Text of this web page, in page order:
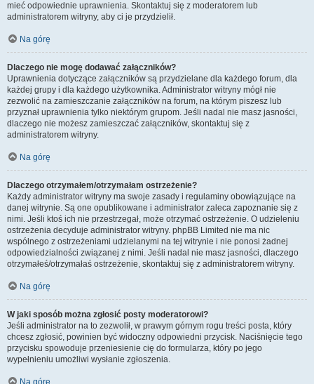
mieć odpowiednie uprawnienia. Skontaktuj się z moderatorem lub
administratorem witryny, aby ci je przydzielił.
Na górę
Dlaczego nie mogę dodawać załączników?
Uprawnienia dotyczące załączników są przydzielane dla każdego forum, dla
każdej grupy i dla każdego użytkownika. Administrator witryny mógł nie
zezwolić na zamieszczanie załączników na forum, na którym piszesz lub
przyznał uprawnienia tylko niektórym grupom. Jeśli nadal nie masz jasności,
dlaczego nie możesz zamieszczać załączników, skontaktuj się z
administratorem witryny.
Na górę
Dlaczego otrzymałem/otrzymałam ostrzeżenie?
Każdy administrator witryny ma swoje zasady i regulaminy obowiązujące na
danej witrynie. Są one opublikowane i administrator zaleca zapoznanie się z
nimi. Jeśli ktoś ich nie przestrzegał, może otrzymać ostrzeżenie. O udzieleniu
ostrzeżenia decyduje administrator witryny. phpBB Limited nie ma nic
wspólnego z ostrzeżeniami udzielanymi na tej witrynie i nie ponosi żadnej
odpowiedzialności związanej z nimi. Jeśli nadal nie masz jasności, dlaczego
otrzymałeś/otrzymałaś ostrzeżenie, skontaktuj się z administratorem witryny.
Na górę
W jaki sposób można zgłosić posty moderatorowi?
Jeśli administrator na to zezwolił, w prawym górnym rogu treści posta, który
chcesz zgłosić, powinien być widoczny odpowiedni przycisk. Naciśnięcie tego
przycisku spowoduje przeniesienie cię do formularza, który po jego
wypełnieniu umożliwi wysłanie zgłoszenia.
Na górę